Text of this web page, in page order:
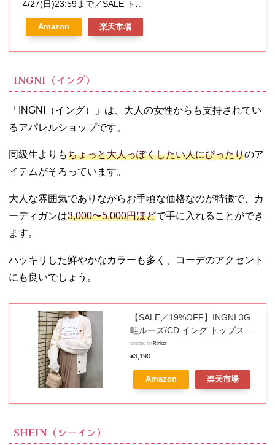
4/27(日)23:59まで／SALE トッ
プス カーディガン 羽織り ジャケ
ット 長袖 ストレッチ ジップアッ
Amazon 楽天市場
INGNI（イング）
「INGNI（イング）」は、大人の女性からも支持されてい
るアパレルショップです。
同級生よりもちょっと大人っぽくしたい人にぴったりのア
イテムがそろっています。
大人な雰囲気でありながらお手頃な価格なのが特徴で、カ
ーディガンは3,000〜5,000円ほどで手に入れることができ
ます。
ハッキリした鮮やかなカラーも多く、コーデのアクセント
にも良いでしょう。
【SALE／19%OFF】INGNI 3G
畦ルーズ/CD イング トップス カ
ーディガン ホワイト ベージュ イ
エロー オレンジ グリーン パープ
ル ブルー
created by Rinker
¥3,190
Amazon 楽天市場
SHEIN（シーイン）